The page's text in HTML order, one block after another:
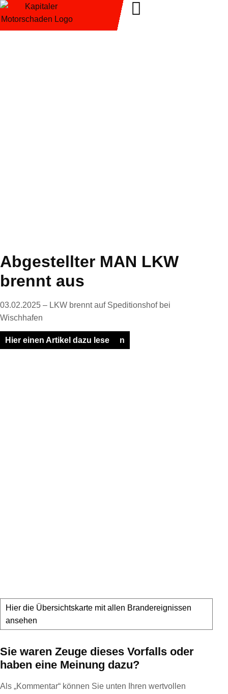
Abgestellter MAN LKW
brennt aus
03.02.2025 – LKW brennt auf Speditionshof bei
Wischhafen
Hier einen Artikel dazu lese n
Hier die Übersichtskarte mit allen Brandereignissen
ansehen
Sie waren Zeuge dieses Vorfalls oder
haben eine Meinung dazu?
Als „Kommentar“ können Sie unten Ihren wertvollen